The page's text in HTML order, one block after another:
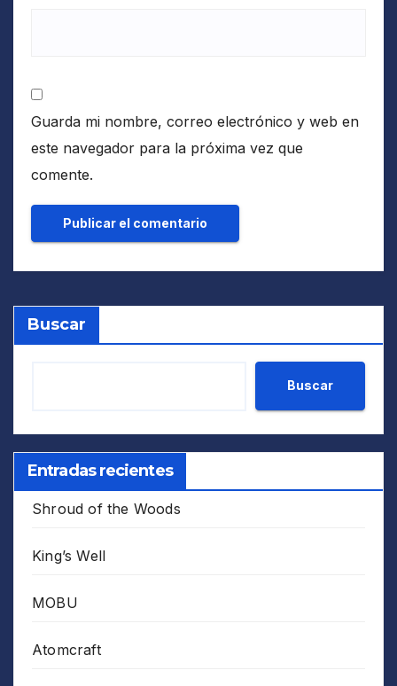
Guarda mi nombre, correo electrónico y web en
este navegador para la próxima vez que
comente.
Buscar
Buscar
Entradas recientes
Shroud of the Woods
King’s Well
MOBU
Atomcraft